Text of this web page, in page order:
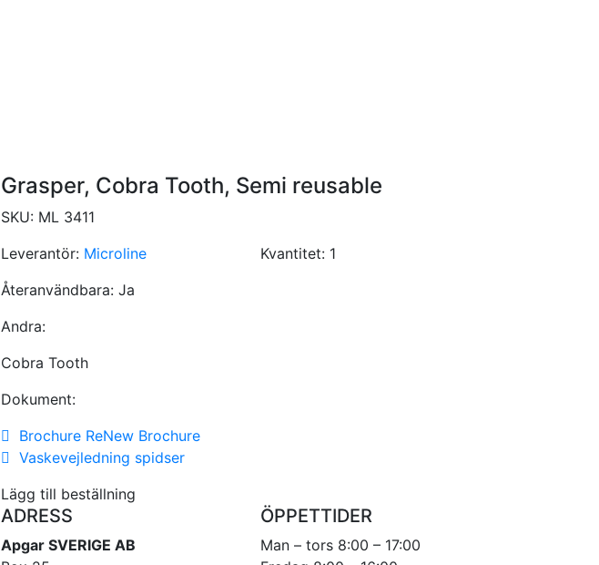
Grasper, Cobra Tooth, Semi reusable
SKU: ML 3411
Leverantör: Microline Kvantitet: 1
Återanvändbara: Ja
Andra:
Cobra Tooth
Dokument:
Brochure ReNew Brochure
Vaskevejledning spidser
Lägg till beställning
ADRESS
Apgar SVERIGE AB
ÖPPETTIDER
Man – tors 8:00 – 17:00